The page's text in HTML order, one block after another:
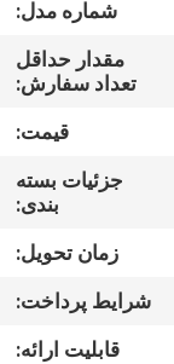
کنترل
ما
شماره مدل:
مقدار حداقل
تعداد سفارش:
قیمت:
جزئیات بسته
بندی:
زمان تحویل:
شرایط پرداخت:
قابلیت ارائه: